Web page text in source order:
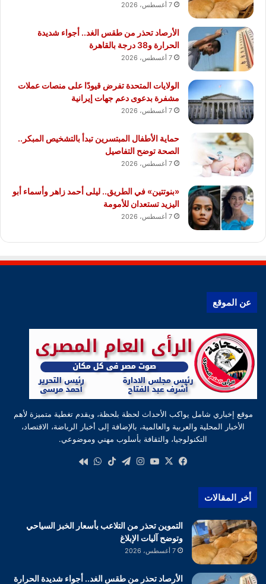
7 أغسطس، 2026
الأرصاد تحذر من طقس الغد.. أجواء شديدة
الحرارة و38 درجة بالقاهرة
7 أغسطس، 2026
الولايات المتحدة تفرض قيودًا على منصات عملات
مشفرة بدعوى دعم جهات إيرانية
7 أغسطس، 2026
حماية الأطفال المبتسرين تبدأ بالتشخيص المبكر..
الصحة توضح التفاصيل
7 أغسطس، 2026
«بنوتتين» في الطريق.. ليلى أحمد زاهر وأسماء أبو
اليزيد تستعدان للأمومة
7 أغسطس، 2026
عن الموقع
موقع إخباري شامل يواكب الأحداث لحظة بلحظة، ويقدم تغطية متميزة لأهم
الأخبار المحلية والعربية والعالمية، بالإضافة إلى أخبار الرياضة، الاقتصاد،
التكنولوجيا، والثقافة بأسلوب مهني وموضوعي.
فيسبوك
‫X
‫YouTube
انستقرام
تيلقرام‫TikTokواتساب
أخر المقالات
التموين تحذر من التلاعب بأسعار الخبز السياحي
وتوضح آليات الإبلاغ
7 أغسطس، 2026
الأرصاد تحذر من طقس الغد.. أجواء شديدة الحرارة